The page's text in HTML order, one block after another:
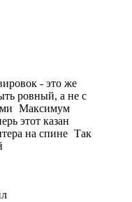
- это же
ровный, а не с
Максимум
этот казан
на спине Так